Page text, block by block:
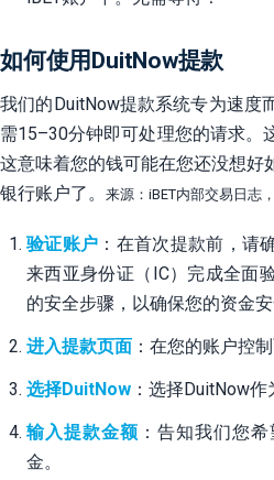
如何使用DuitNow提款
我们的DuitNow提款系统专为速度
需15–30分钟即可处理您的请求。
这意味着您的钱可能在您还没想好
银行账户了。
来源：iBET内部交易日志
验证账户 ：在首次提款前，请
来西亚身份证（IC）完成全面
的安全步骤，以确保您的资金安
进入提款页面 ：在您的账户控
选择DuitNow ：选择DuitNow作
输入提款金额 ：告知我们您
金。